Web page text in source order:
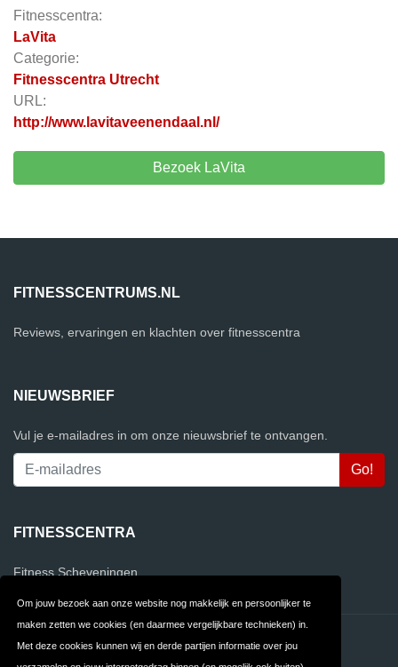
Om jouw bezoek aan onze website nog makkelijk en persoonlijker te
maken zetten we cookies (en daarmee vergelijkbare technieken) in.
Met deze cookies kunnen wij en derde partijen informatie over jou
Fitnesscentra:
LaVita
Categorie:
Fitnesscentra Utrecht
URL:
http://www.lavitaveenendaal.nl/
Bezoek LaVita
FITNESSCENTRUMS.NL
Reviews, ervaringen en klachten over fitnesscentra
NIEUWSBRIEF
Vul je e-mailadres in om onze nieuwsbrief te ontvangen.
FITNESSCENTRA
Fitness Scheveningen
Contact Privacy